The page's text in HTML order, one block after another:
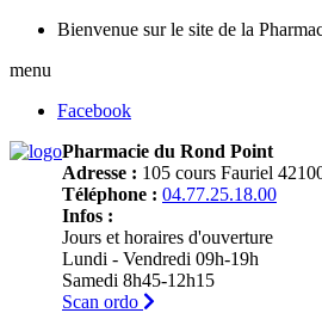
Bienvenue sur le site de la
menu
Facebook
Pharmacie du Rond Point
Adresse : 105 cours Fauriel
Téléphone : 04.77.25.18.00
Infos :
Jours et horaires d'ouverture
Lundi - Vendredi 09h-19h
Samedi 8h45-12h15
Scan ordo